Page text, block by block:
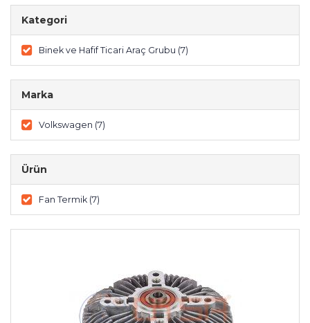
Kategori
Binek ve Hafif Ticari Araç Grubu (7)
Marka
Volkswagen (7)
Ürün
Fan Termik (7)